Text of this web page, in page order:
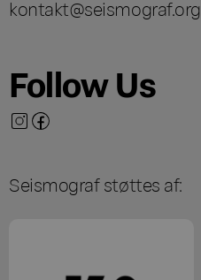
kontakt@seismograf.org
Follow Us
Seismograf støttes af: